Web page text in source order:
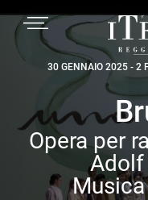
alla
navigazione
contenuto
principale
MENU
I
Teatri
Reggio
Emilia
30 GENNAIO 2025 - 2
Opera per